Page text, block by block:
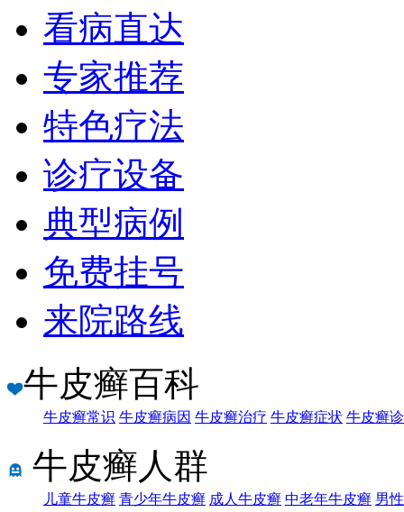
看病直达
专家推荐
特色疗法
诊疗设备
典型病例
免费挂号
来院路线
牛皮癣百科
牛皮癣常识 牛皮癣病因 牛皮癣治疗 牛皮癣症状 牛皮癣
牛皮癣人群
儿童牛皮癣 青少年牛皮癣 成人牛皮癣 中老年牛皮癣 男